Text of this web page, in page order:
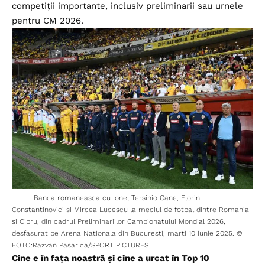
competiții importante, inclusiv preliminarii sau urnele
pentru CM 2026.
Banca romaneasca cu Ionel Tersinio Gane, Florin
Constantinovici si Mircea Lucescu la meciul de fotbal dintre Romania
si Cipru, din cadrul Preliminariilor Campionatului Mondial 2026,
desfasurat pe Arena Nationala din Bucuresti, marti 10 iunie 2025. ©
FOTO:Razvan Pasarica/SPORT PICTURES
Cine e în fața noastră și cine a urcat în Top 10